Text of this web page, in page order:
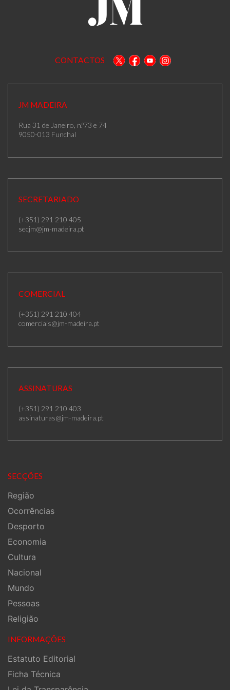
CONTACTOS
JM MADEIRA
Rua 31 de Janeiro, n.º73 e 74
9050-013 Funchal
SECRETARIADO
(+351) 291 210 405
secjm@jm-madeira.pt
COMERCIAL
(+351) 291 210 404
comerciais@jm-madeira.pt
ASSINATURAS
(+351) 291 210 403
assinaturas@jm-madeira.pt
SECÇÕES
Região
Ocorrências
Desporto
Economia
Cultura
Nacional
Mundo
Pessoas
Religião
INFORMAÇÕES
Estatuto Editorial
Ficha Técnica